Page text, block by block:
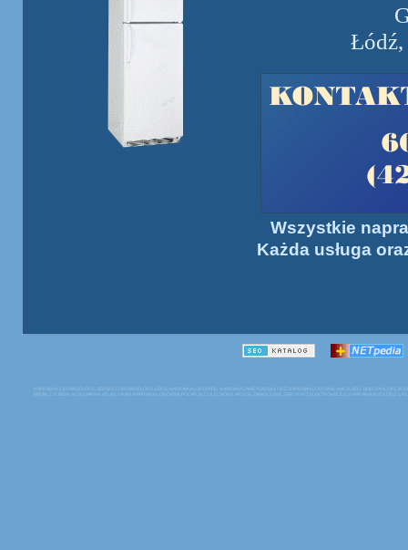
NAPRAWA LODÓWEK ŁÓDŹ, SERWIS LODÓWEK ŁÓDŹ, ŁÓDŹ, NAPRAWA LODÓWEK, NAPRAWA ZAMRAŻAREK ŁÓDŹ, NAPRAWA LODÓWKI: AMICA, AEG, BEKO, PHILLIPS,
MIŃSK, CYLINDA, HUSQVARNA, ATLAS, GRAM, NAPRAWA LODÓWEK POLAR, ELCOLD, MORS, ARGOS, ZAMEX, IGNIS, ZEROWATT, ELEKTROHELIOS, NAPRAWA AGD
Wszystkie
Każda usługa